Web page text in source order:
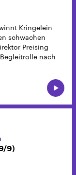
Kringelein
schwachen
Preising
nach
9)